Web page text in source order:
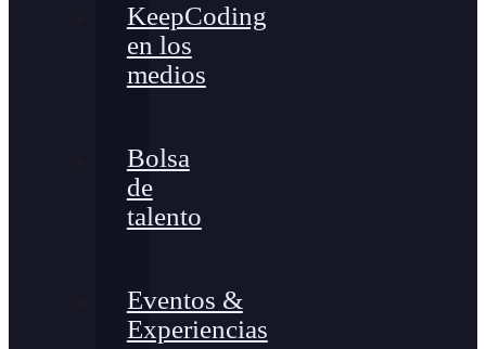
KeepCoding
en los
medios
Bolsa
de
talento
Eventos &
Experiencias